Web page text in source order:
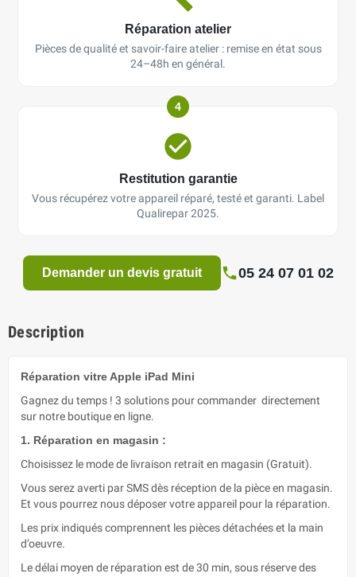
Réparation atelier
Pièces de qualité et savoir-faire atelier : remise en état sous
24–48h en général.
4
Restitution garantie
Vous récupérez votre appareil réparé, testé et garanti. Label
Qualirepar 2025.
Demander un devis gratuit 05 24 07 01 02
Description
Réparation vitre Apple iPad Mini
Gagnez du temps ! 3 solutions pour commander directement
sur notre boutique en ligne.
1. Réparation en magasin :
Choisissez le mode de livraison retrait en magasin (Gratuit).
Vous serez averti par SMS dès réception de la pièce en magasin.
Et vous pourrez nous déposer votre appareil pour la réparation.
Les prix indiqués comprennent les pièces détachées et la main
d’oeuvre.
Le délai moyen de réparation est de 30 min, sous réserve des